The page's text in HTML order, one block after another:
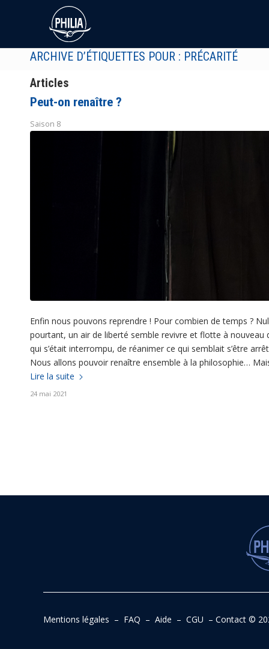
ARCHIVE D’ÉTIQUETTES POUR : PRÉCARITÉ
Articles
Peut-on renaître ?
Saison 8
Enfin nous pouvons reprendre ! Pour combien de temps ?
pourtant, un air de liberté semble revivre et flotte à nouveau
qui s’était interrompu, de réanimer ce qui semblait s’être
Nous allons pouvoir renaître ensemble à la philosophie…
Lire la suite
24 mai 2021
Mentions légales – FAQ – Aide – CGU – Contact©